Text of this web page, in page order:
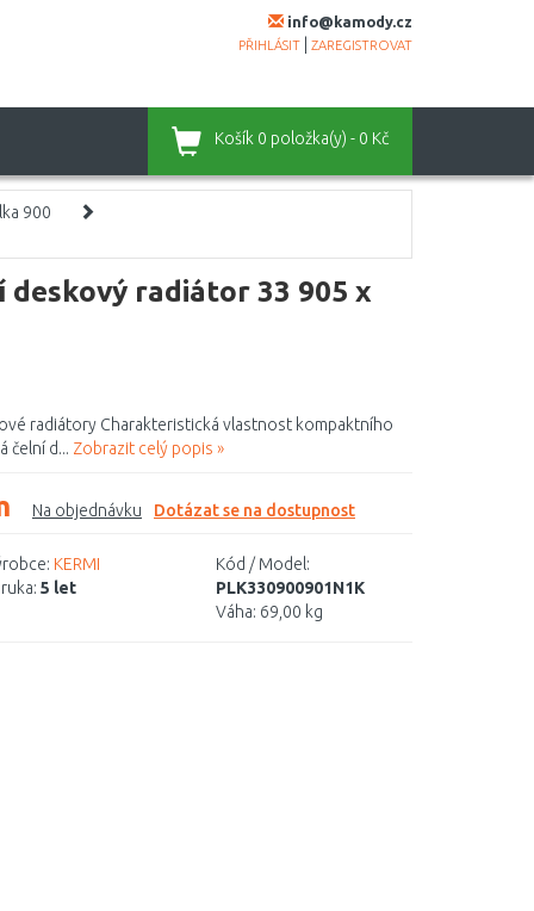
info@kamody.cz
PŘIHLÁSIT ZAREGISTROVAT
Košík 0 položka(y) - 0 Kč
900
radiátor 33 905 x
radiátory Charakteristická vlastnost kompaktního
čelní d... Zobrazit celý popis »
Na objednávku Dotázat se na dostupnost
KERMI
5 let
Kód / Model:
PLK330900901N1K
Váha: 69,00 kg